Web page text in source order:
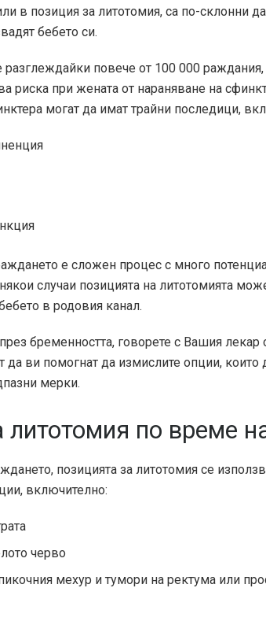
в позиция за литотомия, са по-склонни
бебето си.
разглеждайки повече от 100 000 раждания,
риска при жената от нараняване на
могат да имат трайни последици,
е сложен процес с много
случаи позицията на литотомията
в родовия канал.
бременността, говорете с Вашия
да ви помогнат да измислите опции, които
мерки.
литотомия по време
позицията за литотомия се
включително:
черво
мехур и тумори на ректума или